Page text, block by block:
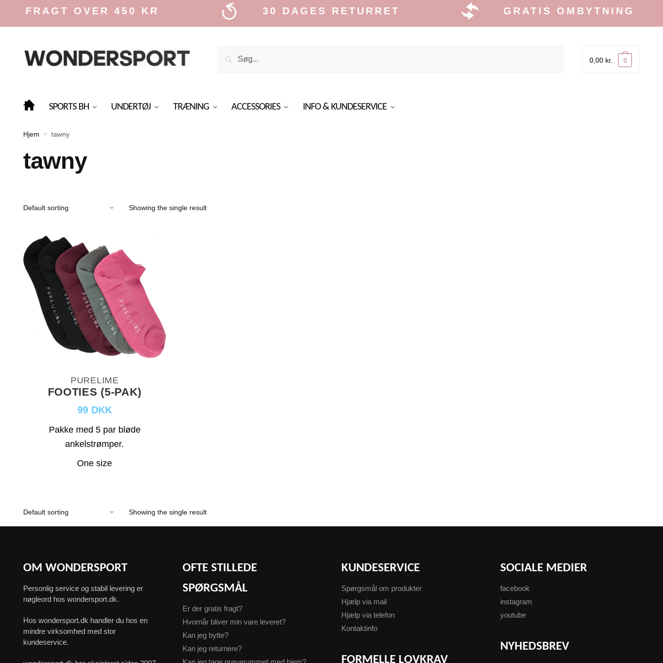
FRAGT OVER 450 KR 30 DAGES RETURRET GRATIS OMBYTNING
0,00 kr. 0
SPORTS BH UNDERTØJ TRÆNING ACCESSORIES INFO & KUNDESERVICE
Hjem » tawny
tawny
Showing the single result
PURELIME
FOOTIES (5-PAK)
99 DKK
Pakke med 5 par bløde
ankelstrømper.
One size
Showing the single result
OM WONDERSPORT
Personlig service og stabil levering er
nøgleord hos wondersport.dk.
Hos wondersport.dk handler du hos en
mindre virksomhed med stor
kundeservice.
OFTE STILLEDE
SPØRGSMÅL
Er der gratis fragt?
Hvornår bliver min vare leveret?
Kan jeg bytte?
Kan jeg returnere?
KUNDESERVICE
Spørgsmål om produkter
Hjælp via mail
Hjælp via telefon
Kontaktinfo
FORMELLE LOVKRAV
SOCIALE MEDIER
facebook
instagram
youtube
NYHEDSBREV